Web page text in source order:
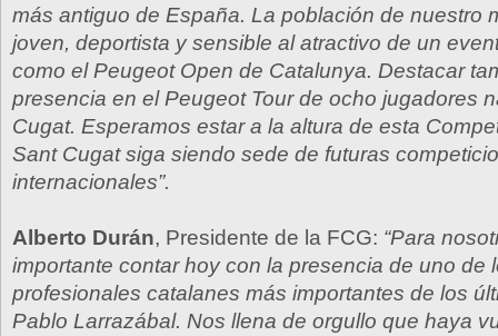
más antiguo de España. La población de nuestro
joven, deportista y sensible al atractivo de un
como el Peugeot Open de Catalunya. Destacar
presencia en el Peugeot Tour de ocho jugadores
Cugat. Esperamos estar a la altura de esta
Sant Cugat siga siendo sede de futuras
internacionales”.
Alberto Durán, Presidente de la FCG: “Para
importante contar hoy con la presencia de uno de
profesionales catalanes más importantes de los
Pablo Larrazábal. Nos llena de orgullo que haya